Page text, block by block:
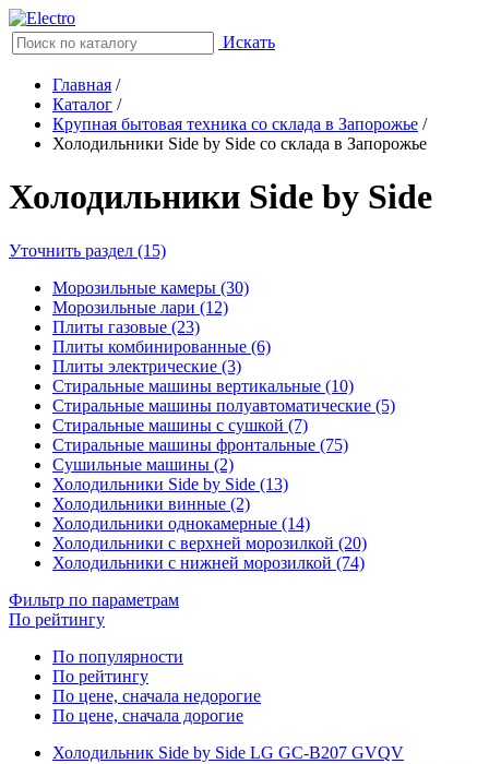
Искать
Главная /
Каталог /
Крупная бытовая техника со склада в Запорожье /
Холодильники Side by Side со склада в Запорожье
Холодильники Side by Side
Уточнить раздел (15)
Морозильные камеры (30)
Морозильные лари (12)
Плиты газовые (23)
Плиты комбинированные (6)
Плиты электрические (3)
Стиральные машины вертикальные (10)
Стиральные машины полуавтоматические (5)
Стиральные машины с сушкой (7)
Стиральные машины фронтальные (75)
Сушильные машины (2)
Холодильники Side by Side (13)
Холодильники винные (2)
Холодильники однокамерные (14)
Холодильники с верхней морозилкой (20)
Холодильники с нижней морозилкой (74)
Фильтр по параметрам
По рейтингу
По популярности
По рейтингу
По цене, сначала недорогие
По цене, сначала дорогие
Холодильник Side by Side LG GC-B207 GVQV